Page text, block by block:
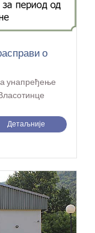
о
унапређење
Детаљније